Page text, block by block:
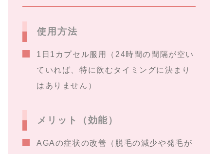
使用方法
1日1カプセル服用（24時間の間隔が空い
ていれば、特に飲むタイミングに決まり
はありません）
メリット（効能）
AGAの症状の改善（脱毛の減少や発毛が